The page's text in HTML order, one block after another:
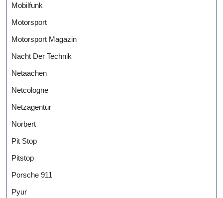
Mobilfunk
Motorsport
Motorsport Magazin
Nacht Der Technik
Netaachen
Netcologne
Netzagentur
Norbert
Pit Stop
Pitstop
Porsche 911
Pyur